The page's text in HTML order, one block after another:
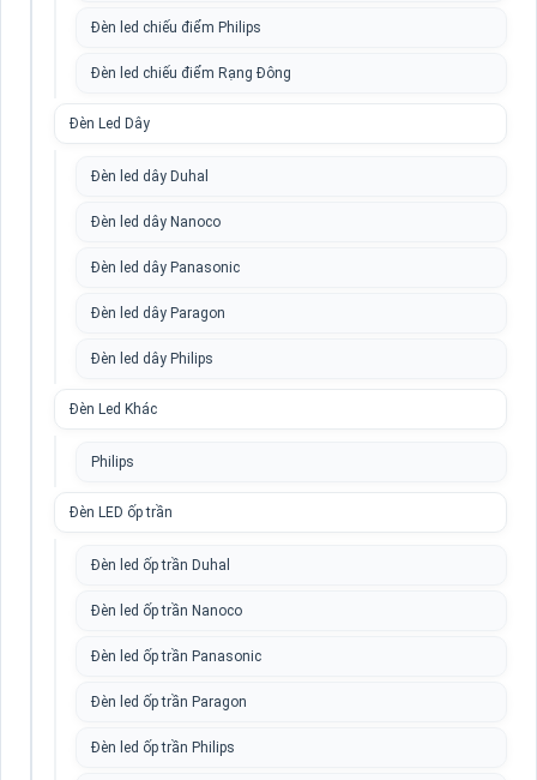
Đèn led chiếu điểm Philips
Đèn led chiếu điểm Rạng Đông
Đèn Led Dây
Đèn led dây Duhal
Đèn led dây Nanoco
Đèn led dây Panasonic
Đèn led dây Paragon
Đèn led dây Philips
Đèn Led Khác
Philips
Đèn LED ốp trần
Đèn led ốp trần Duhal
Đèn led ốp trần Nanoco
Đèn led ốp trần Panasonic
Đèn led ốp trần Paragon
Đèn led ốp trần Philips